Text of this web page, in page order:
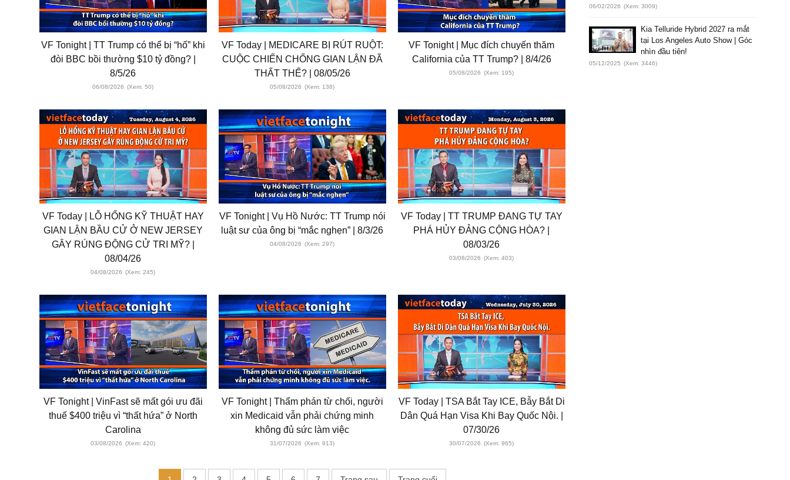
VF Tonight | TT Trump có thể bị “hố” khi
đòi BBC bồi thường $10 tỷ đồng? |
8/5/26
06/08/2026 (Xem: 50)
VF Today | MEDICARE BỊ RÚT RUỘT:
CUỘC CHIẾN CHỐNG GIAN LẬN ĐÃ
THẤT THẾ? | 08/05/26
05/08/2026 (Xem: 138)
VF Tonight | Mục đích chuyến thăm
California của TT Trump? | 8/4/26
05/08/2026 (Xem: 195)
VF Today | LỖ HỔNG KỸ THUẬT HAY
GIAN LẬN BẦU CỬ Ở NEW JERSEY
GÂY RÚNG ĐỘNG CỬ TRI MỸ? |
08/04/26
04/08/2026 (Xem: 245)
VF Tonight | Vụ Hồ Nước: TT Trump nói
luật sư của ông bị “mắc nghẹn” | 8/3/26
04/08/2026 (Xem: 297)
VF Today | TT TRUMP ĐANG TỰ TAY
PHÁ HỦY ĐẢNG CỘNG HÒA? |
08/03/26
03/08/2026 (Xem: 403)
VF Tonight | VinFast sẽ mất gói ưu đãi
thuế $400 triệu vì “thất hứa” ở North
Carolina
03/08/2026 (Xem: 420)
VF Tonight | Thẩm phán từ chối, người
xin Medicaid vẫn phải chứng minh
không đủ sức làm việc
31/07/2026 (Xem: 913)
VF Today | TSA Bắt Tay ICE, Bẫy Bắt Di
Dân Quá Hạn Visa Khi Bay Quốc Nội. |
07/30/26
30/07/2026 (Xem: 965)
06/02/2026 (Xem: 3009)
Kia Telluride Hybrid 2027 ra mắt
tại Los Angeles Auto Show | Góc
nhìn đầu tiên!
05/12/2025 (Xem: 3446)